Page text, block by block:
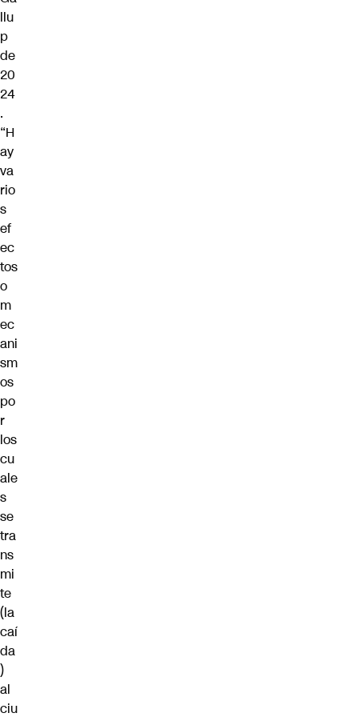
llu
p
de
20
24
.
“H
ay
va
rio
s
ef
ec
tos
o
m
ec
ani
sm
os
po
r
los
cu
ale
s
se
tra
ns
mi
te
(la
caí
da
)
al
ciu